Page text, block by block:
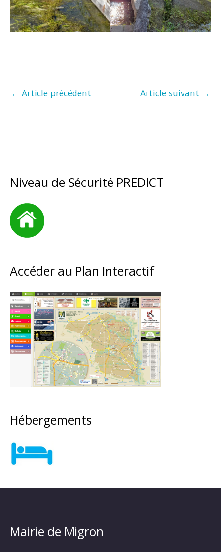
← Article précédent Article suivant →
Niveau de Sécurité PREDICT
Accéder au Plan Interactif
Hébergements
Mairie de Migron